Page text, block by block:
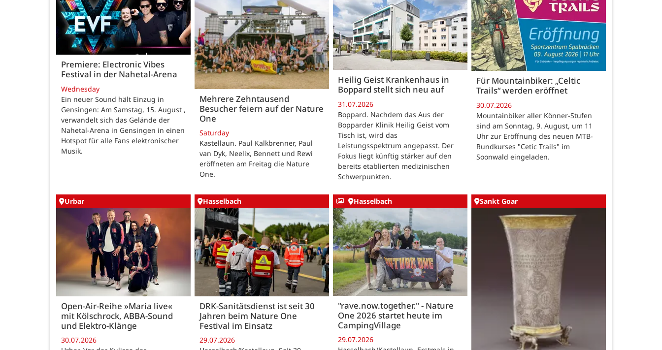
Premiere: Electronic Vibes
Festival in der Nahetal-Arena
Wednesday
Ein neuer Sound hält Einzug in
Gensingen: Am Samstag, 15. August ,
verwandelt sich das Gelände der
Nahetal-Arena in Gensingen in einen
Hotspot für alle Fans elektronischer
Musik.
Mehrere Zehntausend
Besucher feiern auf der Nature
One
Saturday
Kastellaun. Paul Kalkbrenner, Paul
van Dyk, Neelix, Bennett und Rewi
eröffneten am Freitag die Nature
One.
Heilig Geist Krankenhaus in
Boppard stellt sich neu auf
31.07.2026
Boppard. Nachdem das Aus der
Bopparder Klinik Heilig Geist vom
Tisch ist, wird das
Leistungsspektrum angepasst. Der
Fokus liegt künftig stärker auf den
bereits etablierten medizinischen
Schwerpunkten.
Für Mountainbiker: „Celtic
Trails“ werden eröffnet
30.07.2026
Mountainbiker aller Könner-Stufen
sind am Sonntag, 9. August, um 11
Uhr zur Eröffnung des neuen MTB-
Rundkurses "Cetic Trails" im
Soonwald eingeladen.
Urbar
Open-Air-Reihe »Maria live«
mit Kölschrock, ABBA-Sound
und Elektro-Klänge
30.07.2026
Hasselbach
DRK-Sanitätsdienst ist seit 30
Jahren beim Nature One
Festival im Einsatz
29.07.2026
Hasselbach
"rave.now.together." - Nature
One 2026 startet heute im
CampingVillage
29.07.2026
Sankt Goar